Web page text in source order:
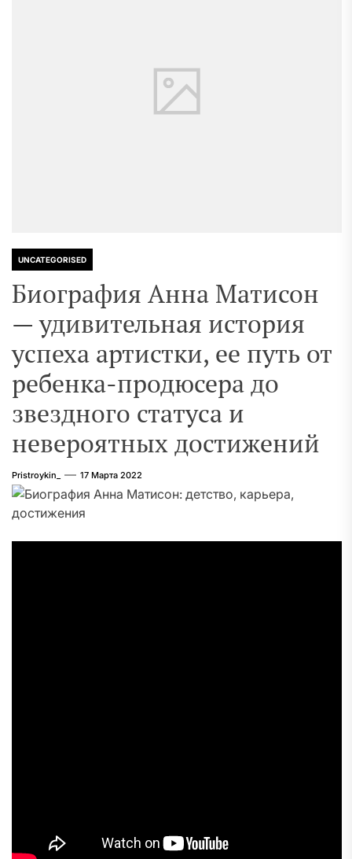
UNCATEGORISED
Биография Анна Матисон
— удивительная история
успеха артистки, ее путь от
ребенка-продюсера до
звездного статуса и
невероятных достижений
Pristroykin_ 17 Марта 2022